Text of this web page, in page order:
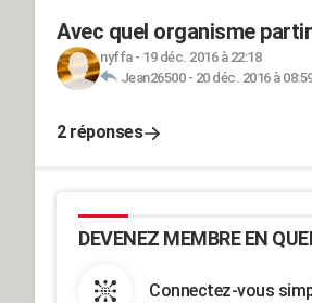
Avec quel organisme
nyffa- 19 déc. 2016 à 22:18
Jean26500- 20 déc. 2016 à
2 réponses
DEVENEZ MEMBRE EN
Connectez-vous